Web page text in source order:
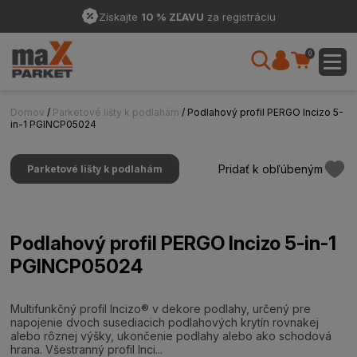
Získajte 10 % ZĽAVU za registráciu
0
Domov / Parketové lišty k podlahám / Podlahový profil PERGO Incizo 5-
in-1 PGINCP05024
Parketové lišty k podlahám Pridať k obľúbeným
Podlahový profil PERGO Incizo 5-in-1
PGINCP05024
Multifunkčný profil Incizo® v dekore podlahy, určený pre
napojenie dvoch susediacich podlahových krytín rovnakej
alebo rôznej výšky, ukončenie podlahy alebo ako schodová
hrana. Všestranný profil Inci...